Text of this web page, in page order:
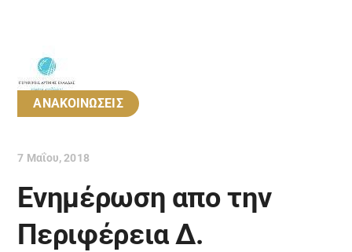
ΑΝΑΚΟΙΝΩΣΕΙΣ
7 Μαΐου, 2018
Ενημέρωση απο την
Περιφέρεια Δ.